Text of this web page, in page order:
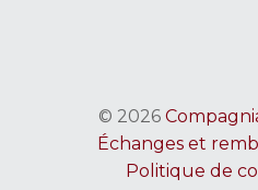
© 2026
Échanges et
Politique de